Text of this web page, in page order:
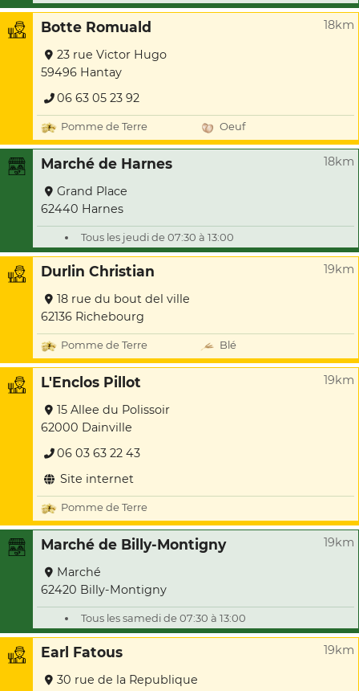
Botte Romuald 18km
23 rue Victor Hugo
59496 Hantay
06 63 05 23 92
Pomme de Terre Oeuf
Marché de Harnes 18km
Grand Place
62440 Harnes
Tous les jeudi de 07:30 à 13:00
Durlin Christian 19km
18 rue du bout del ville
62136 Richebourg
Pomme de Terre Blé
L'Enclos Pillot 19km
15 Allee du Polissoir
62000 Dainville
06 03 63 22 43
Site internet
Pomme de Terre
Marché de Billy-Montigny 19km
Marché
62420 Billy-Montigny
Tous les samedi de 07:30 à 13:00
Earl Fatous 19km
30 rue de la Republique